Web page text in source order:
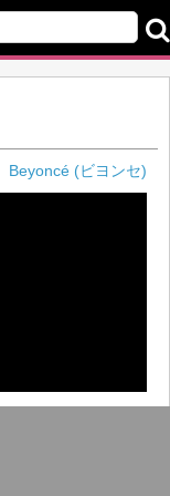
Beyoncé (ビヨンセ)